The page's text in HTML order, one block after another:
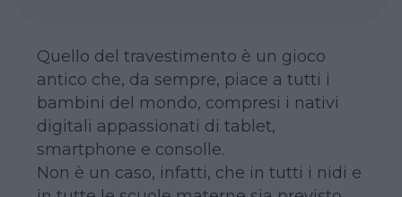
Quello del travestimento è un gioco
antico che, da sempre, piace a tutti i
bambini del mondo, compresi i nativi
digitali appassionati di tablet,
smartphone e consolle.
Non è un caso, infatti, che in tutti i nidi e